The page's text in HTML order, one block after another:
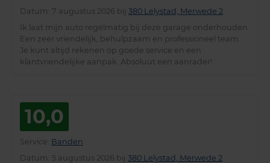
Datum : 7 augustus 2026 bij 380 Lelystad, Merwede 2
Ik laat mijn auto regelmatig bij deze garage onderhouden.
Een zeer vriendelijk, behulpzaam en professioneel team.
Je kunt altijd rekenen op goede service en een
klantvriendelijke aanpak. Absoluut een aanrader!
10,0
Service Banden
Datum : 5 augustus 2026 bij 380 Lelystad, Merwede 2